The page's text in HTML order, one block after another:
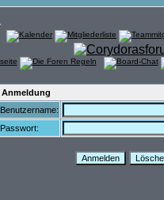
Anmeldung
Benutzername:
Passwort: